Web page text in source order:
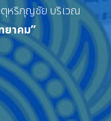
ตุหริภุญชัย บริเวณ
ยาคม”